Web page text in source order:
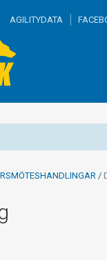
AGILITYDATA
/